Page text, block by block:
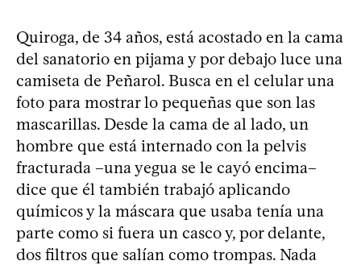
Quiroga, de 34 años, está acostado en la cama
del sanatorio en pijama y por debajo luce una
camiseta de Peñarol. Busca en el celular una
foto para mostrar lo pequeñas que son las
mascarillas. Desde la cama de al lado, un
hombre que está internado con la pelvis
fracturada –una yegua se le cayó encima–
dice que él también trabajó aplicando
químicos y la máscara que usaba tenía una
parte como si fuera un casco y, por delante,
dos filtros que salían como trompas. Nada